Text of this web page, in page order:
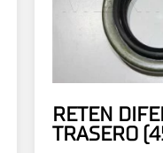
RETEN
TRASERO